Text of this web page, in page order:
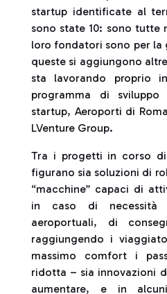
startup identificate al
sono state 10: sono tutte
loro fondatori sono per la
queste si aggiungono
sta lavorando proprio
programma di
startup, Aeroporti di
LVenture Group.
Tra i progetti in corso di
figurano sia soluzioni di
“macchine” capaci di
in caso di
aeroportuali, di
raggiungendo i
massimo comfort i
ridotta – sia innovazioni
aumentare, e in